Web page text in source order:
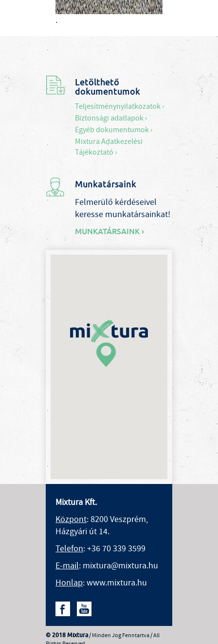
.
Letölthető
dokumentumok
Teljesítménynyilatkozatok ›
Biztonsági adatlapok ›
Egyéb dokumentumok ›
Mixtura Adatkezelési
Tájékoztató ›
Munkatársaink
Felmerülő kérdéseivel
keresse munkatársainkat!
MUNKATÁRSAINK ›
Mixtura Kft.
Központ: 8200 Veszprém,
Házgyári út 14.
Telefon:+36 70 339 3599
E-mail: mixtura@mixtura.hu
Honlap: www.mixtura.hu
© 2018 Mixtura/ Minden Jog Fenntartva / All